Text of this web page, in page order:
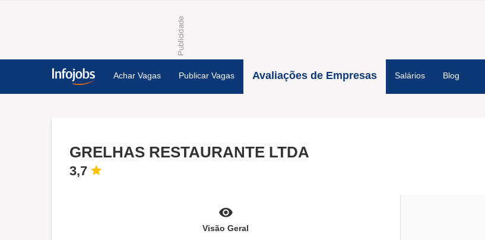
Achar Vagas Publicar Vagas Avaliações de Empresas Salários Blog
GRELHAS RESTAURANTE LTDA
3,7
Visão Geral